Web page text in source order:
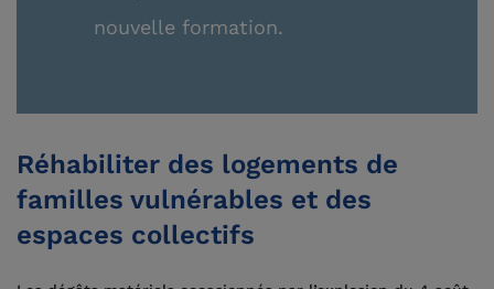
nouvelle formation.
Réhabiliter des logements de
familles vulnérables et des
espaces collectifs